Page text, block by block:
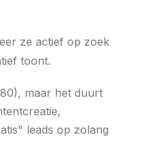
ze actief op zoek
toont.
maar het duurt
leads op zolang